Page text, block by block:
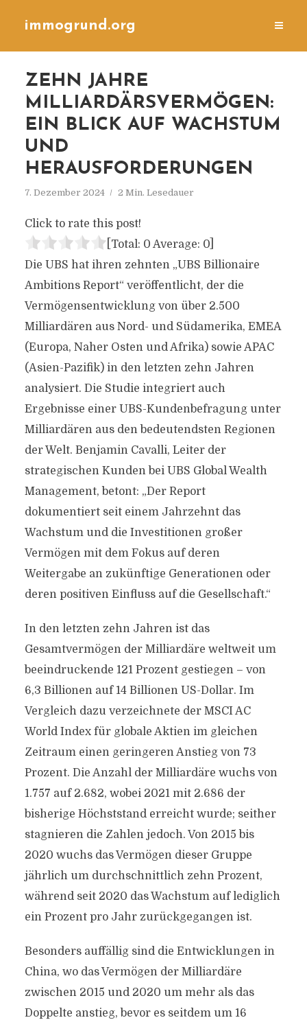
immogrund.org
ZEHN JAHRE
MILLIARDÄRSVERMÖGEN:
EIN BLICK AUF WACHSTUM
UND
HERAUSFORDERUNGEN
7. Dezember 2024 2 Min. Lesedauer
Click to rate this post!
[Total: 0 Average: 0]
Die UBS hat ihren zehnten „UBS Billionaire
Ambitions Report“ veröffentlicht, der die
Vermögensentwicklung von über 2.500
Milliardären aus Nord- und Südamerika, EMEA
(Europa, Naher Osten und Afrika) sowie APAC
(Asien-Pazifik) in den letzten zehn Jahren
analysiert. Die Studie integriert auch
Ergebnisse einer UBS-Kundenbefragung unter
Milliardären aus den bedeutendsten Regionen
der Welt. Benjamin Cavalli, Leiter der
strategischen Kunden bei UBS Global Wealth
Management, betont: „Der Report
dokumentiert seit einem Jahrzehnt das
Wachstum und die Investitionen großer
Vermögen mit dem Fokus auf deren
Weitergabe an zukünftige Generationen oder
deren positiven Einfluss auf die Gesellschaft.“
In den letzten zehn Jahren ist das
Gesamtvermögen der Milliardäre weltweit um
beeindruckende 121 Prozent gestiegen – von
6,3 Billionen auf 14 Billionen US-Dollar. Im
Vergleich dazu verzeichnete der MSCI AC
World Index für globale Aktien im gleichen
Zeitraum einen geringeren Anstieg von 73
Prozent. Die Anzahl der Milliardäre wuchs von
1.757 auf 2.682, wobei 2021 mit 2.686 der
bisherige Höchststand erreicht wurde; seither
stagnieren die Zahlen jedoch. Von 2015 bis
2020 wuchs das Vermögen dieser Gruppe
jährlich um durchschnittlich zehn Prozent,
während seit 2020 das Wachstum auf lediglich
ein Prozent pro Jahr zurückgegangen ist.
Besonders auffällig sind die Entwicklungen in
China, wo das Vermögen der Milliardäre
zwischen 2015 und 2020 um mehr als das
Doppelte anstieg, bevor es seitdem um 16